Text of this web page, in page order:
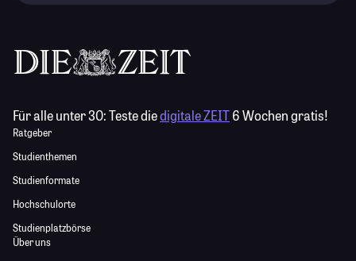
Für alle unter 30:Teste diedigitale ZEIT6 Wochen gratis!
Ratgeber
Studienthemen
Studienformate
Hochschulorte
Studienplatzbörse
Über uns